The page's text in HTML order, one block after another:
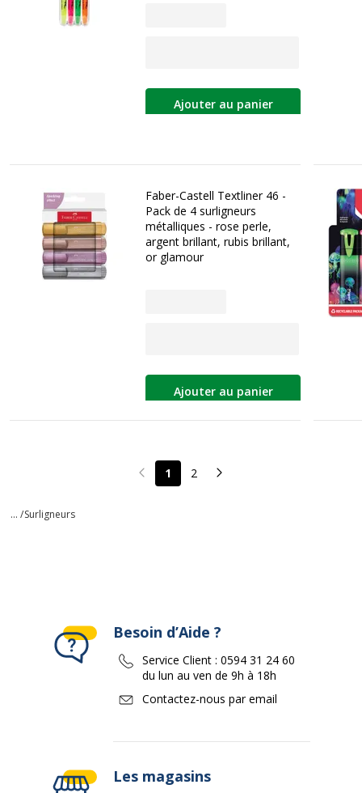
Ajouter au panier
Faber-Castell Textliner 46 -
Pack de 4 surligneurs
métalliques - rose perle,
argent brillant, rubis brillant,
or glamour
Ajouter au panier
Page précédente
1 2 Page suivante
... /Surligneurs
Besoin d’Aide ?
Service Client : 0594 31 24 60
du lun au ven de 9h à 18h
Contactez-nous par email
Les magasins